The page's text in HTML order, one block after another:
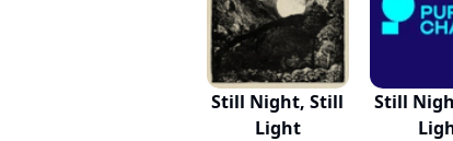
Still Night, Still
Light
Still